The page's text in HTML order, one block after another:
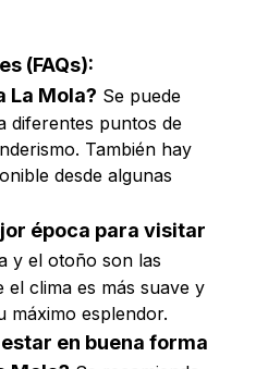
(FAQs):
La Mola? Se puede
diferentes puntos de
También hay
desde algunas
época para visitar
y el otoño son las
el clima es más suave y
máximo esplendor.
en buena forma